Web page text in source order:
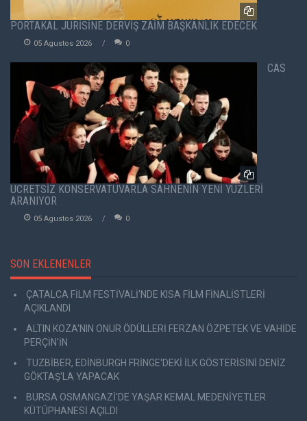
PORTAKAL JÜRİSİNE DERVİŞ ZAİM BAŞKANLIK EDECEK
05 Agustos 2026 0
CAS
ÜCRETSİZ KONSERVATUVARLA SAHNENİN YENİ YÜZLERİ
ARANIYOR
05 Agustos 2026 0
SON EKLENENLER
ÇATALCA FİLM FESTİVALİ'NDE KISA FİLM FİNALİSTLERİ
AÇIKLANDI
ALTIN KOZA'NIN ONUR ÖDÜLLERİ FERZAN ÖZPETEK VE VAHİDE
PERÇİN'İN
TUZBİBER, EDİNBURGH FRİNGE'DEKİ İLK GÖSTERİSİNİ DENİZ
GÖKTAŞ'LA YAPACAK
BURSA OSMANGAZİ'DE YAŞAR KEMAL MEDENİYETLER
KÜTÜPHANESİ AÇILDI